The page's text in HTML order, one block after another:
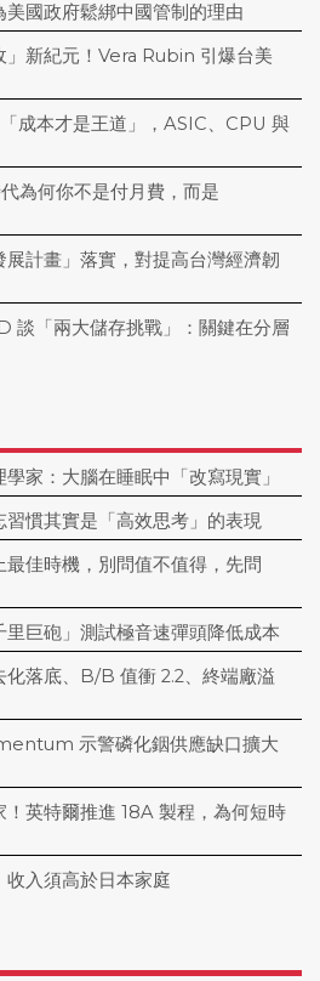
國政府鬆綁中國管制的理由
」新紀元！Vera Rubin 引爆台美
成本才是王道」，ASIC、CPU 與
為何你不是付月費，而是
展計畫」落實，對提高台灣經濟韌
談「兩大儲存挑戰」：關鍵在分層
家：大腦在睡眠中「改寫現實」
慣其實是「高效思考」的表現
佳時機，別問值不值得，先問
巨砲」測試極音速彈頭降低成本
化落底、B/B 值衝 2.2、終端廠溢
示警磷化銦供應缺口擴大
！英特爾推進 18A 製程，為何短時
收入須高於日本家庭